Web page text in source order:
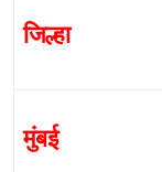
जिल्हा
मुंबई